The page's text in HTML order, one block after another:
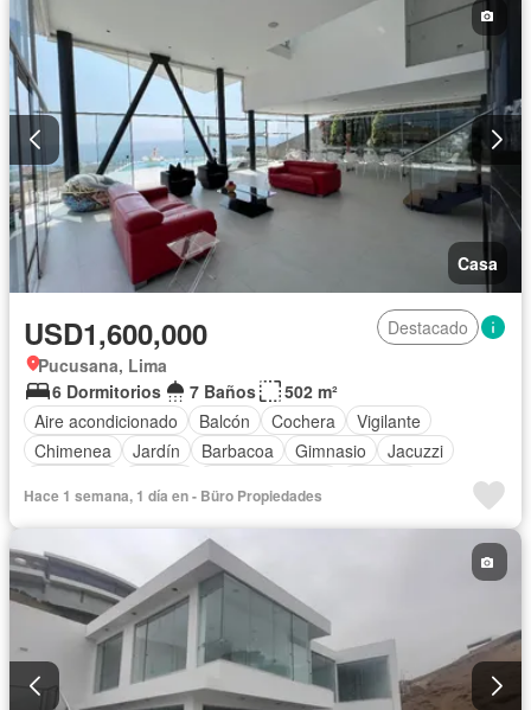
Casa
USD1,600,000
Destacado
Pucusana, Lima
6 Dormitorios
7 Baños
502 m²
Aire acondicionado
Balcón Cochera
Vigilante
Chimenea
Jardín Barbacoa Gimnasio
Jacuzzi
Hace 1 semana, 1 día en - Büro Propiedades